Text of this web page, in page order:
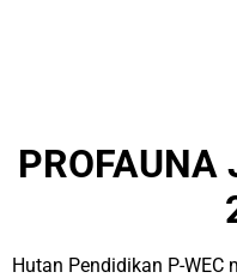
PROFAUNA
Hutan Pendidikan P-